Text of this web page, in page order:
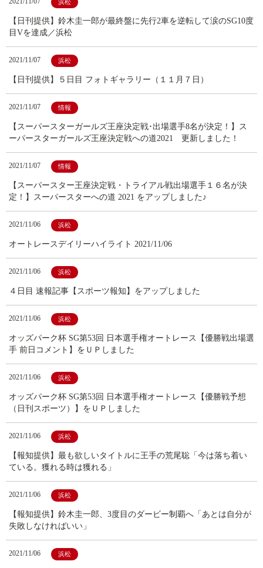
浜松
【日刊提供】鈴木圭一郎が最終盤に先行2車を逆転して涙のSG10度
目Vを達成／浜松
2021/11/07 浜松
【日刊提供】５日目 フォトギャラリー（１１月７日）
2021/11/07 情報
【スーパースターガールズ王座決定戦･出場選手8名が決定！】ス
ーパースターガールズ王座決定戦への道2021 更新しました！
2021/11/07 情報
【スーパースター王座決定戦・トライアル戦出場選手１６名が決
定！】スーパースターへの道 2021 をアップしました♪
2021/11/06 浜松
オートレースデイリーハイライト 2021/11/06
2021/11/06 浜松
４日目 速報記事【スポーツ報知】をアップしました
2021/11/06 浜松
オッズパーク杯 SG第53回 日本選手権オートレース【優勝戦出場選
手 前日コメント】をＵＰしました
2021/11/06 浜松
オッズパーク杯 SG第53回 日本選手権オートレース【優勝戦予想
（日刊スポーツ）】をＵＰしました
2021/11/06 浜松
【報知提供】最も欲しいタイトルに王手の荒尾聡「今は落ち着い
ている。獲れる時は獲れる」
2021/11/06 浜松
【報知提供】鈴木圭一郎、3度目のダービー制覇へ「あとは自分が
失敗しなければいい」
2021/11/06 浜松